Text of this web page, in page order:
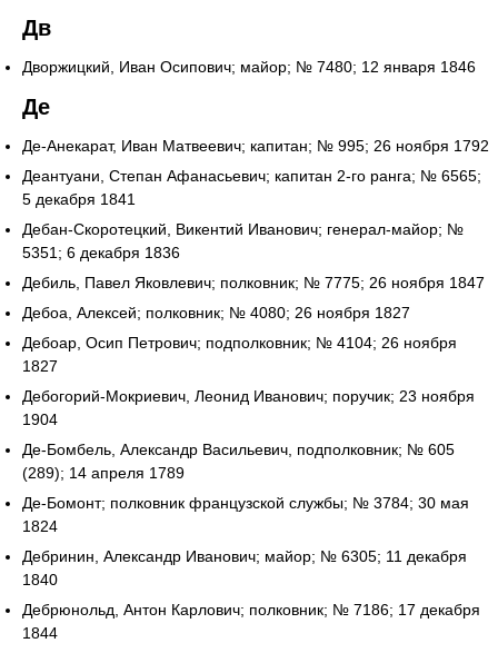
Дв
Дворжицкий, Иван Осипович; майор; № 7480; 12 января 1846
Де
Де-Анекарат, Иван Матвеевич; капитан; № 995; 26 ноября 1792
Деантуани, Степан Афанасьевич; капитан 2-го ранга; № 6565;
5 декабря 1841
Дебан-Скоротецкий, Викентий Иванович; генерал-майор; №
5351; 6 декабря 1836
Дебиль, Павел Яковлевич; полковник; № 7775; 26 ноября 1847
Дебоа, Алексей; полковник; № 4080; 26 ноября 1827
Дебоар, Осип Петрович; подполковник; № 4104; 26 ноября
1827
Дебогорий-Мокриевич, Леонид Иванович; поручик; 23 ноября
1904
Де-Бомбель, Александр Васильевич, подполковник; № 605
(289); 14 апреля 1789
Де-Бомонт; полковник французской службы; № 3784; 30 мая
1824
Дебринин, Александр Иванович; майор; № 6305; 11 декабря
1840
Дебрюнольд, Антон Карлович; полковник; № 7186; 17 декабря
1844